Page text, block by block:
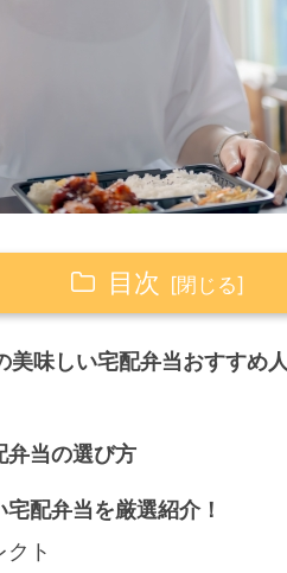
目次
美味しい宅配弁当おすすめ
弁当の選び方
配弁当を厳選紹介！
クト